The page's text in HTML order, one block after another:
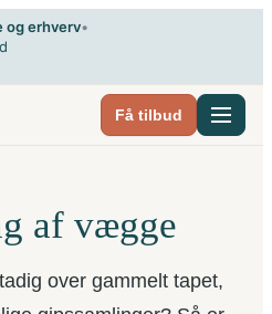
og erhverv•
Få tilbud
af vægge
over gammelt tapet,